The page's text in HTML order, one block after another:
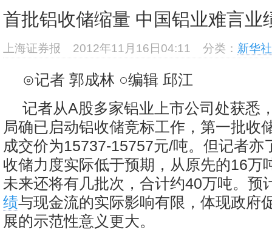
在
基
首批铝收储缩量 中国铝业难言业
上海证券报 2012年11月16日04:11 分类： 新华
⊙记者 郭成林 ○编辑 邱江
记者从A股多家铝业上市公司处获悉
局确已启动铝收储竞标工作，第一批收
成交价为15737-15757元/吨。但记者亦
收储力度实际低于预期，从原先的16万
未来还将有几批次，合计约40万吨。预
绩与现金流的实际影响有限，体现政府
展的示范性意义更大。